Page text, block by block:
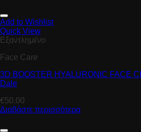
Add to Wishlist
Quick View
Εξαντλημένο
Face Care
3D BOOSTER HYALURONIC FACE
Dale
€50.00
Διαβάστε περισσότερα